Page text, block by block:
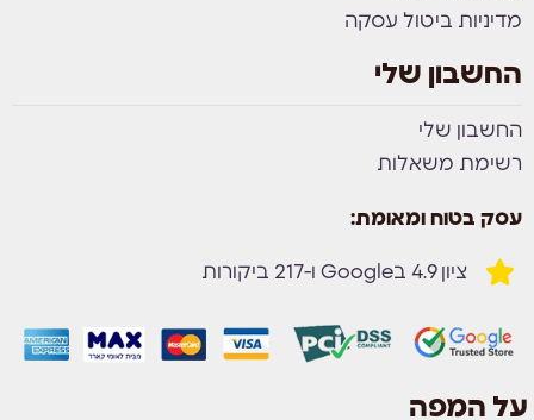
מדיניות ביטול עסקה
החשבון שלי
החשבון שלי
רשימת משאלות
עסק בטוח ומאומת:
ציון 4.9 בGoogle ו-217 ביקורות
על המפה